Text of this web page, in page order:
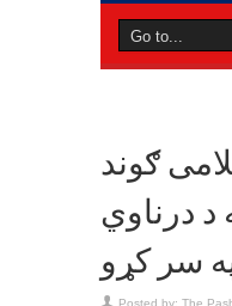
ګوند
درناوي
سر کړو
Posted by: The